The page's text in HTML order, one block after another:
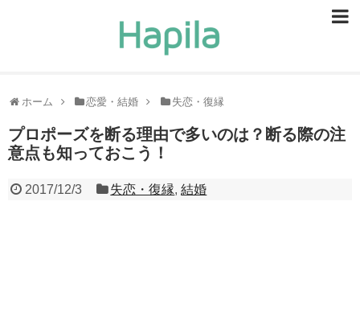
ホーム 恋愛・結婚 失恋・復縁
プロポーズを断る理由で多いのは？断る際の注
意点も知っておこう！
2017/12/3 失恋・復縁,結婚